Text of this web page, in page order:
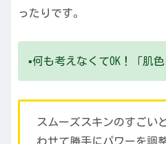
ったりです。
▪️何も考えなくてOK！「肌色
スムーズスキンのすごい
わせて勝手にパワーを調